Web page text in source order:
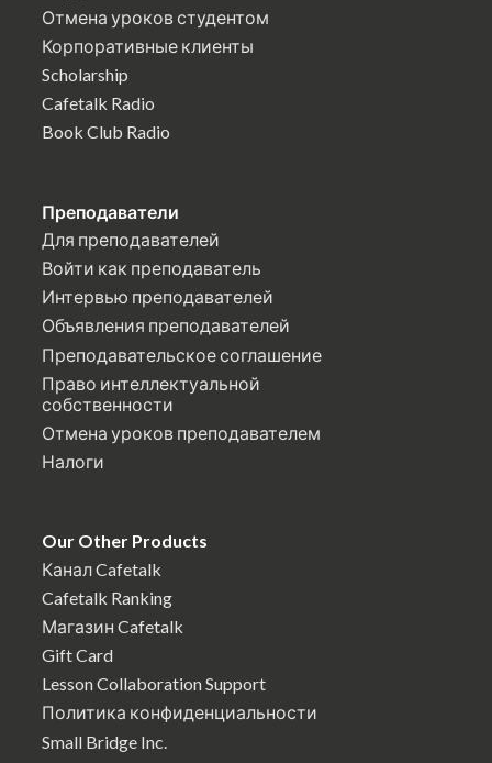
Отмена уроков студентом
Корпоративные клиенты
Scholarship
Cafetalk Radio
Book Club Radio
Преподаватели
Для преподавателей
Войти как преподаватель
Интервью преподавателей
Объявления преподавателей
Преподавательское соглашение
Право интеллектуальной
собственности
Отмена уроков преподавателем
Налоги
Our Other Products
Канал Cafetalk
Cafetalk Ranking
Магазин Cafetalk
Gift Card
Lesson Collaboration Support
Политика конфиденциальности
Small Bridge Inc.